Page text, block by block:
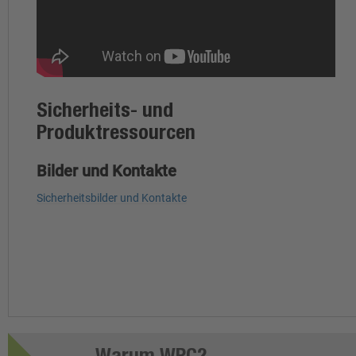
Sicherheits- und
Produktressourcen
Bilder und Kontakte
Sicherheitsbilder und Kontakte